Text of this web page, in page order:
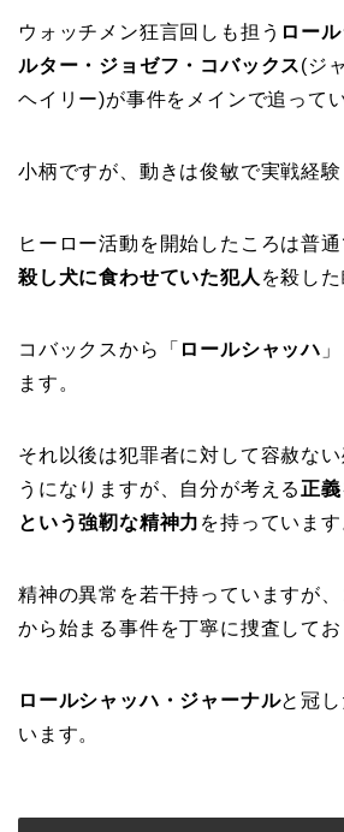
ウォッチメン狂言回しも担う ロー
ルター・ジョゼフ・コバックス(ジ
ヘイリー)が事件をメインで追って
小柄ですが、動きは俊敏で実戦経験
ヒーロー活動を開始したころは普通
殺し犬に食わせていた犯人 を殺した
コバックスから「 ロールシャッハ
ます。
それ以後は犯罪者に対して容赦な
うになりますが、自分が考える 正
という強靭な精神力 を持っています
精神の異常を若干持っていますが
から始まる事件を丁寧に捜査してお
ロールシャッハ・ジャーナルと冠
います。